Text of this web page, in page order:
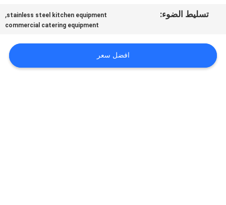
أخبار
تسليط الضوء: stainless steel kitchen equipment
,
commercial catering equipment
افضل سعر